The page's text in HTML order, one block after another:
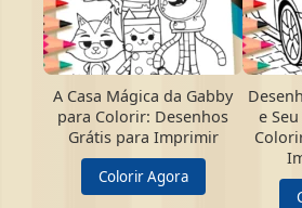
A Casa Mágica da Gabby
para Colorir: Desenhos
Grátis para Imprimir
Colorir Agora
e